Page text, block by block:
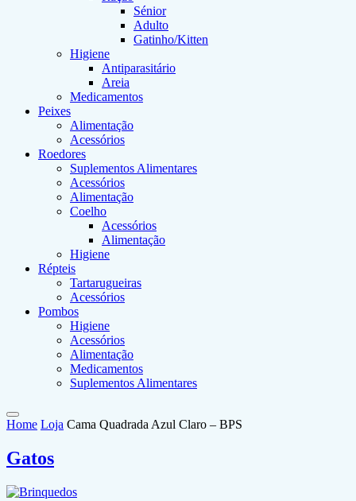
Sénior
Adulto
Gatinho/Kitten
Higiene
Antiparasitário
Areia
Medicamentos
Peixes
Alimentação
Acessórios
Roedores
Suplementos Alimentares
Acessórios
Alimentação
Coelho
Acessórios
Alimentação
Higiene
Répteis
Tartarugueiras
Acessórios
Pombos
Higiene
Acessórios
Alimentação
Medicamentos
Suplementos Alimentares
Home Loja Cama Quadrada Azul Claro – BPS
Gatos